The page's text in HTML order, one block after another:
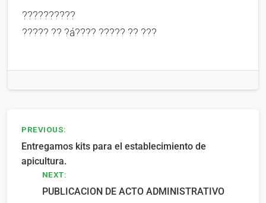
??????????
????? ?? ?á???? ????? ?? ???
Navegación
de
entradas
PREVIOUS:
Entregamos kits para el establecimiento de
apicultura.
NEXT:
PUBLICACION DE ACTO ADMINISTRATIVO